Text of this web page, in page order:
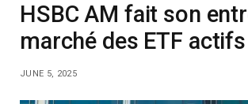
HSBC AM fait son
marché des ETF actifs
JUNE 5, 2025